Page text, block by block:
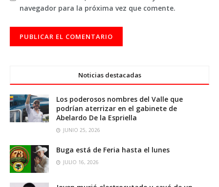
navegador para la próxima vez que comente.
Noticias destacadas
Los poderosos nombres del Valle que
podrían aterrizar en el gabinete de
Abelardo De la Espriella
JUNIO 25, 2026
Buga está de Feria hasta el lunes
JULIO 16, 2026